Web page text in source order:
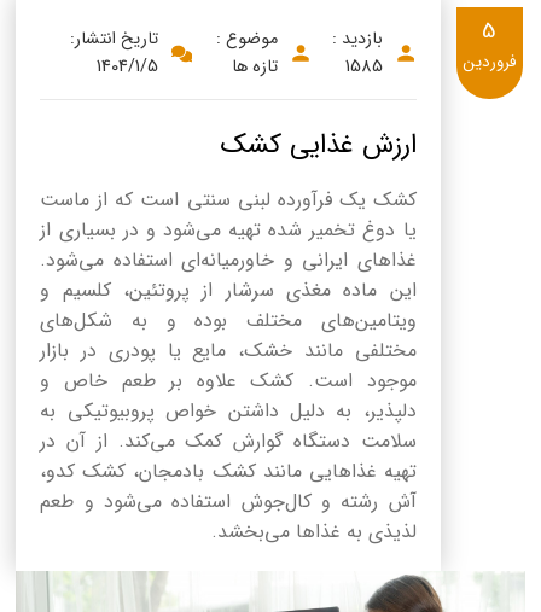
بازدید :
1585
موضوع :
تازه ها
تاریخ انتشار:
1404/1/5
ارزش غذایی کشک
کشک یک فرآورده لبنی سنتی است که از ماست
یا دوغ تخمیر شده تهیه می‌شود و در بسیاری از
غذاهای ایرانی و خاورمیانه‌ای استفاده می‌شود.
این ماده مغذی سرشار از پروتئین، کلسیم و
ویتامین‌های مختلف بوده و به شکل‌های
مختلفی مانند خشک، مایع یا پودری در بازار
موجود است. کشک علاوه بر طعم خاص و
دلپذیر، به دلیل داشتن خواص پروبیوتیکی به
سلامت دستگاه گوارش کمک می‌کند. از آن در
تهیه غذاهایی مانند کشک بادمجان، کشک کدو،
آش رشته و کال‌جوش استفاده می‌شود و طعم
لذیذی به غذاها می‌بخشد.
5
فروردین